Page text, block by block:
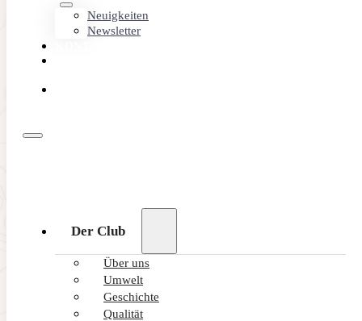
Neuigkeiten
Newsletter
Der Club
Über uns
Umwelt
Geschichte
Qualität